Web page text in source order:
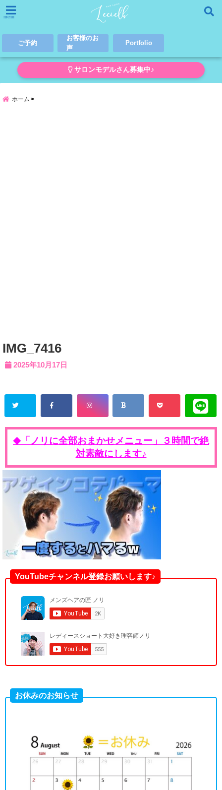
menu
ご予約
お客様のお
声
Portfolio
サロンモデルさん募集中♪
ホーム
IMG_7416
2025年10月17日
◆
「ノリに全部おまかせメニュー」３時間で絶
対素敵にします♪
YouTubeチャンネル登録お願いします♪
お休みのお知らせ